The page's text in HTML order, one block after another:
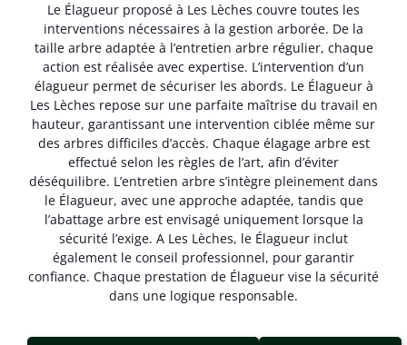
Le Élagueur proposé à Les Lèches couvre toutes les
interventions nécessaires à la gestion arborée. De la
taille arbre adaptée à l’entretien arbre régulier, chaque
action est réalisée avec expertise. L’intervention d’un
élagueur permet de sécuriser les abords. Le Élagueur à
Les Lèches repose sur une parfaite maîtrise du travail en
hauteur, garantissant une intervention ciblée même sur
des arbres difficiles d’accès. Chaque élagage arbre est
effectué selon les règles de l’art, afin d’éviter
déséquilibre. L’entretien arbre s’intègre pleinement dans
le Élagueur, avec une approche adaptée, tandis que
l’abattage arbre est envisagé uniquement lorsque la
sécurité l’exige. A Les Lèches, le Élagueur inclut
également le conseil professionnel, pour garantir
confiance. Chaque prestation de Élagueur vise la sécurité
dans une logique responsable.